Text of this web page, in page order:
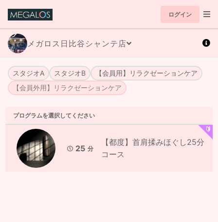
ログイン
メガロス日比谷シャンテ店
スタジオA スタジオB
【会員用】リラクゼーションケア
【会員外用】リラクゼーションケア
プログラムを選択してください
25 分
【都度】首肩揉みほぐし25分
コース